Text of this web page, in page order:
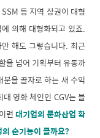
등 지역 상권이 대형
의해 대형화되고 있죠.
해도 그렇습니다. 최근
을 넘어 기획부터 유통까
을 골자로 하는 새 수익
영화 체인인 CGV는 블
런대기업의 문화산업 확
순기능이 클까요?